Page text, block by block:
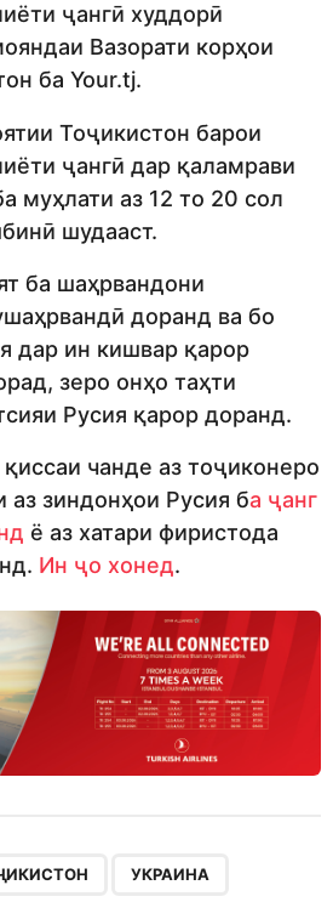
ҷангӣ худдорӣ
Вазорати корҳои
ба Your.tj.
Тоҷикистон барои
ҷангӣ дар қаламрави
муҳлати аз 12 то 20 сол
шудааст.
ба шаҳрвандони
доранд ва бо
дар ин кишвар қарор
зеро онҳо таҳти
Русия қарор доранд.
чанде аз тоҷиконеро
аз зиндонҳои Русия ба ҷанг
ё аз хатари фиристода
Ин ҷо хонед.
УКРАИНА